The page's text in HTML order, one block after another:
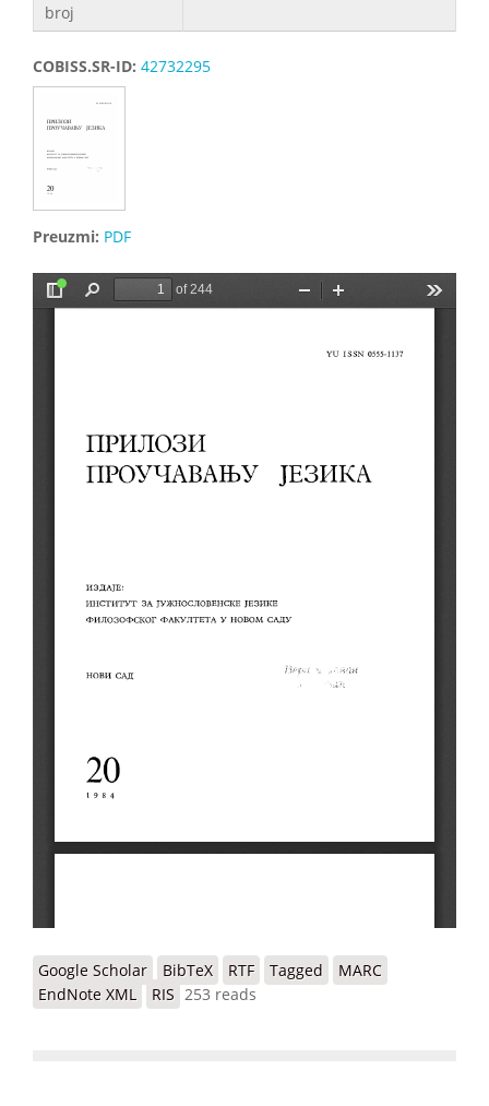
broj
COBISS.SR-ID: 42732295
Preuzmi: PDF
Google Scholar BibTeX RTF Tagged
MARC
EndNote XML
RIS 253 reads